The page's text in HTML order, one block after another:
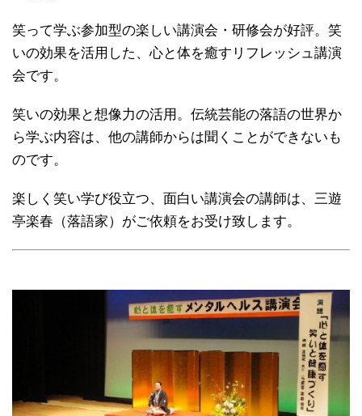
笑って学ぶ参加型の楽しい講演会・研修会が好評。笑
いの効果を活用した、心と体を癒すリフレッシュ講演
会です。
笑いの効果と想像力の活用。伝統芸能の落語の世界か
ら学ぶ内容は、他の講師からは聞くことができないも
のです。
楽しく笑い学び役立つ、面白い講演会の講師は、三遊
亭楽春（落語家）がご依頼をお受け致します。